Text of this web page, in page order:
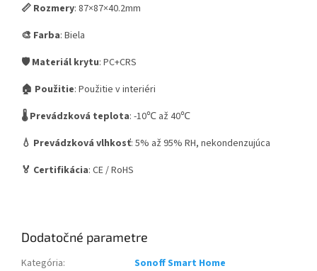
📏 Rozmery: 87×87×40.2mm
🎨 Farba: Biela
🛡️ Materiál krytu: PC+CRS
🏠 Použitie: Použitie v interiéri
🌡️ Prevádzková teplota: -10℃ až 40℃
💧 Prevádzková vlhkosť: 5% až 95% RH, nekondenzujúca
🏅 Certifikácia: CE / RoHS
Dodatočné parametre
Kategória:
Sonoff Smart Home